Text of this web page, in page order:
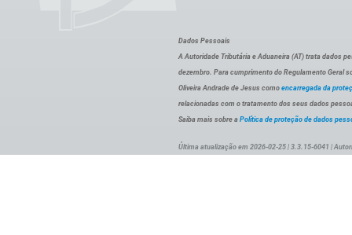
Dados Pessoais
A Autoridade Tributária e Aduaneira (AT) trata dados
dezembro. Para cumprimento do Regulamento Geral
Oliveira Andrade de Jesus como encarregada da
relacionadas com o tratamento dos seus dados
Saiba mais sobre a Política de proteção de dados
Última atualização em 2026-02-25 | 3.3.15-6041 |